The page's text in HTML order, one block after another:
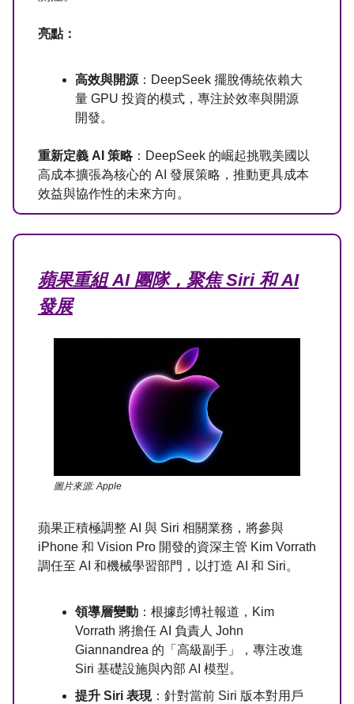
亮點：
高效與開源 ：DeepSeek 擺脫傳統依賴大
量 GPU 投資的模式，專注於效率與開源
開發。
重新定義 AI 策略：DeepSeek 的崛起挑戰美國以
高成本擴張為核心的 AI 發展策略，推動更具成本
效益與協作性的未來方向。
蘋果重組 AI 團隊，聚焦 Siri 和 AI
發展
圖片來源: Apple
蘋果正積極調整 AI 與 Siri 相關業務，將參與
iPhone 和 Vision Pro 開發的資深主管 Kim Vorrath
調任至 AI 和機械學習部門，以打造 AI 和 Siri。
領導層變動 ：根據彭博社報道，Kim
Vorrath 將擔任 AI 負責人 John
Giannandrea 的「高級副手」，專注改進
Siri 基礎設施與內部 AI 模型。
提升 Siri 表現：針對當前 Siri 版本對用戶